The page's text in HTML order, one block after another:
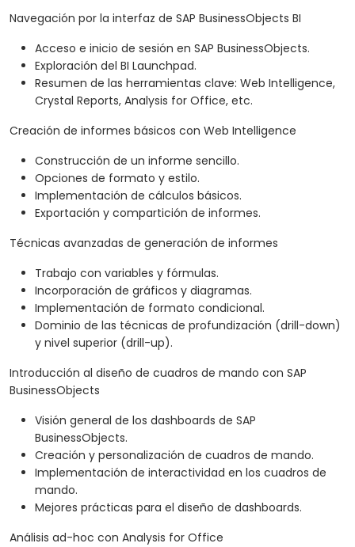
Navegación por la interfaz de SAP BusinessObjects BI
Acceso e inicio de sesión en SAP BusinessObjects.
Exploración del BI Launchpad.
Resumen de las herramientas clave: Web Intelligence,
Crystal Reports, Analysis for Office, etc.
Creación de informes básicos con Web Intelligence
Construcción de un informe sencillo.
Opciones de formato y estilo.
Implementación de cálculos básicos.
Exportación y compartición de informes.
Técnicas avanzadas de generación de informes
Trabajo con variables y fórmulas.
Incorporación de gráficos y diagramas.
Implementación de formato condicional.
Dominio de las técnicas de profundización (drill-down)
y nivel superior (drill-up).
Introducción al diseño de cuadros de mando con SAP
BusinessObjects
Visión general de los dashboards de SAP
BusinessObjects.
Creación y personalización de cuadros de mando.
Implementación de interactividad en los cuadros de
mando.
Mejores prácticas para el diseño de dashboards.
Análisis ad-hoc con Analysis for Office